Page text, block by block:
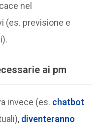
nel
(es. previsione e
ai pm
invece (es. chatbot
diventeranno